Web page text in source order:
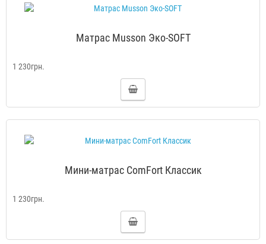
Матрас Musson Эко-SOFT
1 230грн.
Мини-матрас ComFort Классик
1 230грн.